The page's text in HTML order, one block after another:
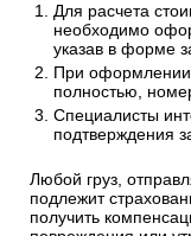
Для расчета
необходимо
указав в форме
При оформлении
полностью,
Специалисты
подтверждения
Любой груз,
подлежит
получить